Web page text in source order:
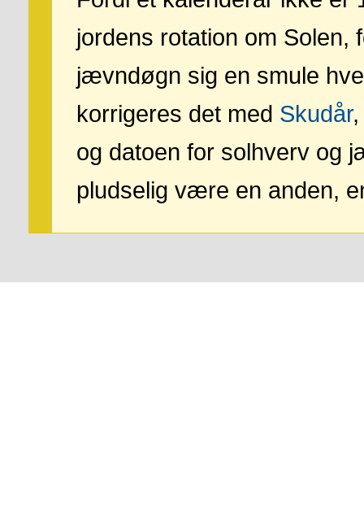
jordens rotation om Solen,
jævndøgn sig en smule
korrigeres det med Skudår,
og datoen for solhverv og
pludselig være en anden,